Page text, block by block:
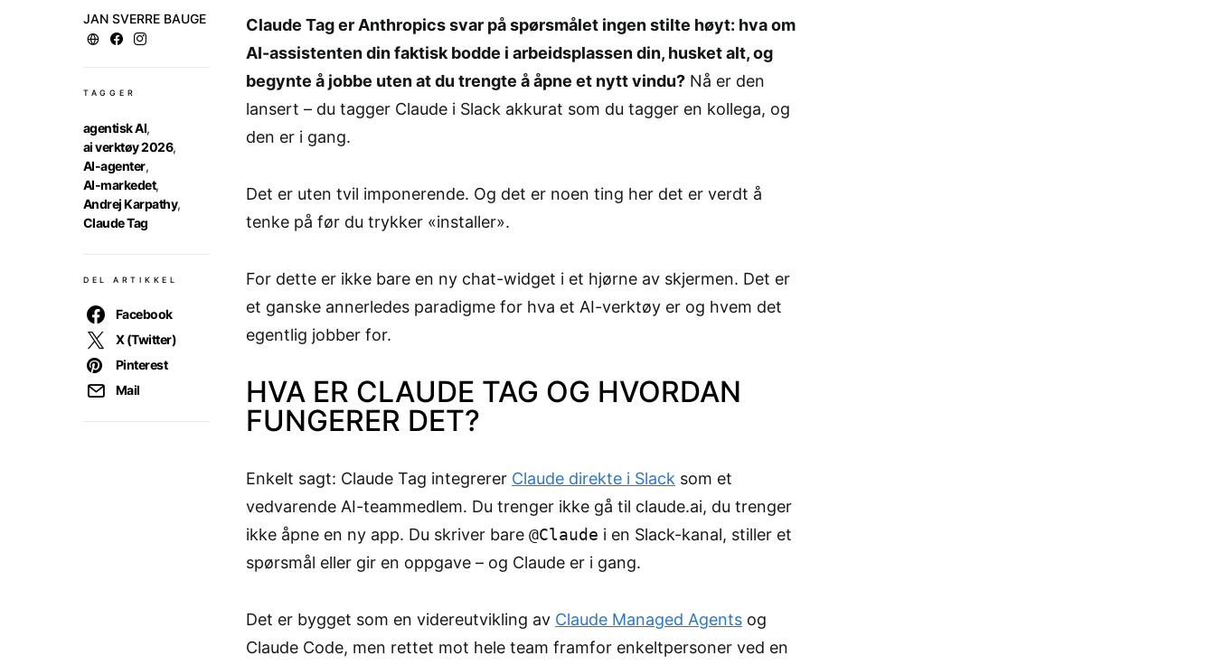
JAN SVERRE BAUGE
TAGGER
agentisk AI,
ai verktøy 2026,
AI-agenter,
AI-markedet,
Andrej Karpathy,
Claude Tag
DEL ARTIKKEL
Facebook
X (Twitter)
Pinterest
Mail
Claude Tag er Anthropics svar på spørsmålet ingen stilte høyt: hva om
AI-assistenten din faktisk bodde i arbeidsplassen din, husket alt, og
begynte å jobbe uten at du trengte å åpne et nytt vindu? Nå er den
lansert – du tagger Claude i Slack akkurat som du tagger en kollega, og
den er i gang.
Det er uten tvil imponerende. Og det er noen ting her det er verdt å
tenke på før du trykker «installer».
For dette er ikke bare en ny chat-widget i et hjørne av skjermen. Det er
et ganske annerledes paradigme for hva et AI-verktøy er og hvem det
egentlig jobber for.
HVA ER CLAUDE TAG OG HVORDAN
FUNGERER DET?
Enkelt sagt: Claude Tag integrerer Claude direkte i Slack som et
vedvarende AI-teammedlem. Du trenger ikke gå til claude.ai, du trenger
ikke åpne en ny app. Du skriver bare @Claude i en Slack-kanal, stiller et
spørsmål eller gir en oppgave – og Claude er i gang.
Det er bygget som en videreutvikling av Claude Managed Agents og
Claude Code, men rettet mot hele team framfor enkeltpersoner ved en